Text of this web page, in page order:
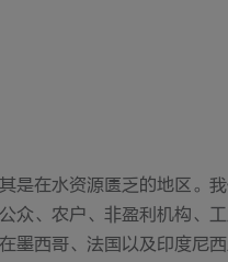
是在水资源匮乏的地区。
众、农户、非盈利机构、
墨西哥、法国以及印度尼